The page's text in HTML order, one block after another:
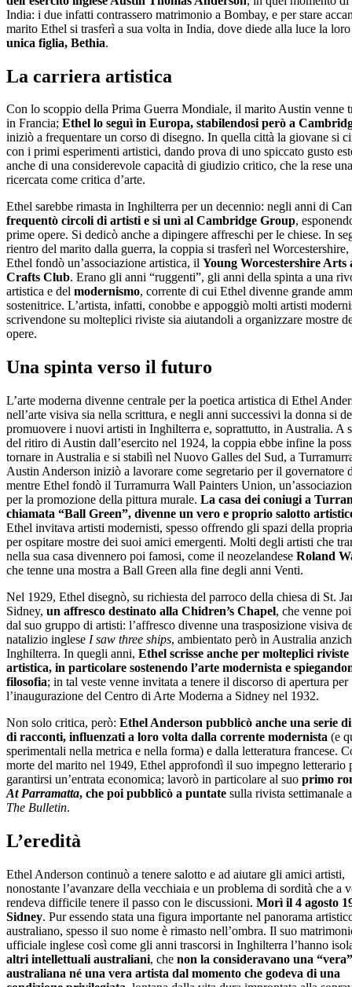
India: i due infatti contrassero matrimonio a Bombay, e per stare
marito Ethel si trasferì a sua volta in India, dove diede alla luce la
unica figlia, Bethia.
La carriera artistica
Con lo scoppio della Prima Guerra Mondiale, il marito Austin venne
in Francia; Ethel lo seguì in Europa, stabilendosi però a
iniziò a frequentare un corso di disegno. In quella città la giovane si
con i primi esperimenti artistici, dando prova di uno spiccato gusto
anche di una considerevole capacità di giudizio critico, che la rese
ricercata come critica d’arte.
Ethel sarebbe rimasta in Inghilterra per un decennio: negli anni di
frequentò circoli di artisti e si unì al Cambridge Group,
prime opere. Si dedicò anche a dipingere affreschi per le chiese. In
rientro del marito dalla guerra, la coppia si trasferì nel Worcestershire,
Ethel fondò un’associazione artistica, il Young Worcestershire Arts
Crafts Club. Erano gli anni “ruggenti”, gli anni della spinta a una
artistica e del modernismo, corrente di cui Ethel divenne grande
sostenitrice. L’artista, infatti, conobbe e appoggiò molti artisti
scrivendone su molteplici riviste sia aiutandoli a organizzare mostre
opere.
Una spinta verso il futuro
L’arte moderna divenne centrale per la poetica artistica di Ethel
nell’arte visiva sia nella scrittura, e negli anni successivi la donna si
promuovere i nuovi artisti in Inghilterra e, soprattutto, in Australia. A
del ritiro di Austin dall’esercito nel 1924, la coppia ebbe infine la
tornare in Australia e si stabilì nel Nuovo Galles del Sud, a
Austin Anderson iniziò a lavorare come segretario per il governatore
mentre Ethel fondò il Turramurra Wall Painters Union,
per la promozione della pittura murale. La casa dei coniugi a
chiamata “Ball Green”, divenne un vero e proprio salotto
Ethel invitava artisti modernisti, spesso offrendo gli spazi della
per ospitare mostre dei suoi amici emergenti. Molti degli artisti che
nella sua casa divennero poi famosi, come il neozelandese Roland
che tenne una mostra a Ball Green alla fine degli anni Venti.
Nel 1929, Ethel disegnò, su richiesta del parroco della chiesa di St.
Sidney, un affresco destinato alla Chidren’s Chapel, che venne
dal suo gruppo di artisti: l’affresco divenne una trasposizione visiva
natalizio inglese I saw three ships, ambientato però in Australia
Inghilterra. In quegli anni, Ethel scrisse anche per molteplici
artistica, in particolare sostenendo l’arte modernista e
filosofia; in tal veste venne invitata a tenere il discorso di apertura per
l’inaugurazione del Centro di Arte Moderna a Sidney nel 1932.
Non solo critica, però: Ethel Anderson pubblicò anche una serie di
di racconti, influenzati a loro volta dalla corrente modernista (e
sperimentali nella metrica e nella forma) e dalla letteratura francese.
morte del marito nel 1949, Ethel approfondì il suo impegno letterario
garantirsi un’entrata economica; lavorò in particolare al suo primo
At Parramatta, che poi pubblicò a puntate sulla rivista settimanale
The Bulletin.
L’eredità
Ethel Anderson continuò a tenere salotto e ad aiutare gli amici artisti,
nonostante l’avanzare della vecchiaia e un problema di sordità che a
rendeva difficile tenere il passo con le discussioni. Morì il 4 agosto
Sidney. Pur essendo stata una figura importante nel panorama
australiano, spesso il suo nome è rimasto nell’ombra. Il suo
ufficiale inglese così come gli anni trascorsi in Inghilterra l’hanno
altri intellettuali australiani, che non la consideravano una “vera”
australiana né una vera artista dal momento che godeva di una